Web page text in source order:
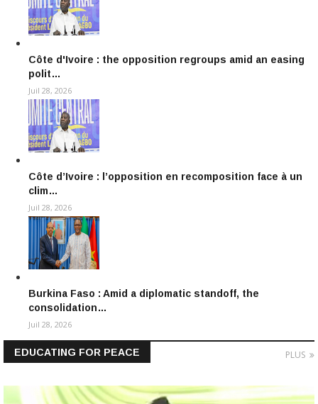
Côte d'Ivoire : the opposition regroups amid an easing
polit…
Juil 28, 2026
Côte d’Ivoire : l’opposition en recomposition face à un
clim…
Juil 28, 2026
Burkina Faso : Amid a diplomatic standoff, the
consolidation…
Juil 28, 2026
EDUCATING FOR PEACE PLUS